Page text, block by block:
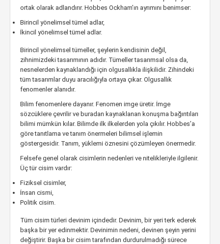
ortak olarak adlandırır. Hobbes Ockham’ın ayrımını benimser:
Birincil yönelimsel tümel adlar,
İkincil yönelimsel tümel adlar.
Birincil yönelimsel tümeller, şeylerin kendisinin değil,
zihnimizdeki tasarımının adıdır. Tümeller tasarımsal olsa da,
nesnelerden kaynaklandığı için olgusallıkla ilişkilidir. Zihindeki
tüm tasarımlar duyu aracılığıyla ortaya çıkar. Olgusallık
fenomenler alanıdır.
Bilim fenomenlere dayanır. Fenomen imge üretir. İmge
sözcüklere çevrilir ve buradan kaynaklanan konuşma bağıntıları
bilimi mümkün kılar. Bilimde ilk ilkelerden yola çıkılır. Hobbes’a
göre tanıtlama ve tanım önermeleri bilimsel işlemin
göstergesidir. Tanım, yüklemi öznesini çözümleyen önermedir.
Felsefe genel olarak cisimlerin nedenleri ve nitelikleriyle ilgilenir.
Üç tür cisim vardır:
Fiziksel cisimler,
İnsan cismi,
Politik cisim.
Tüm cisim türleri devinim içindedir. Devinim, bir yeri terk ederek
başka bir yer edinmektir. Devinimin nedeni, devinen şeyin yerini
değiştirir. Başka bir cisim tarafından durdurulmadığı sürece